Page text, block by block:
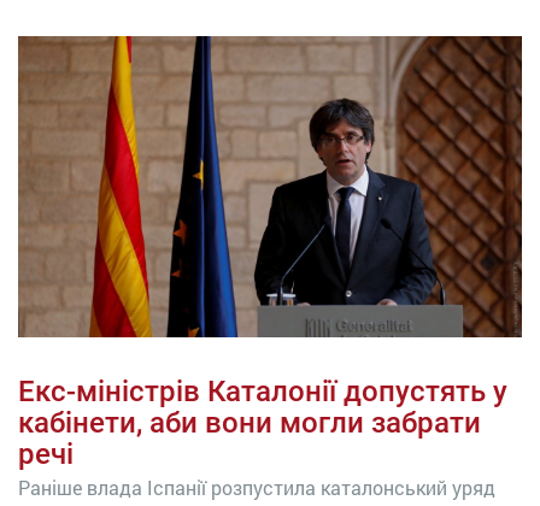
Екс-міністрів Каталонії допустять у
кабінети, аби вони могли забрати
речі
Раніше влада Іспанії розпустила каталонський уряд